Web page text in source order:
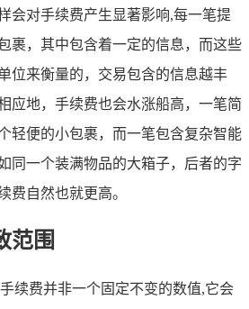
会对手续费产生显著影响,每一笔提
裹，其中包含着一定的信息，而这些
位来衡量的，交易包含的信息越丰
应地，手续费也会水涨船高，一笔简
轻便的小包裹，而一笔包含复杂智能
同一个装满物品的大箱子，后者的字
费自然也就更高。
范围
续费并非一个固定不变的数值,它会